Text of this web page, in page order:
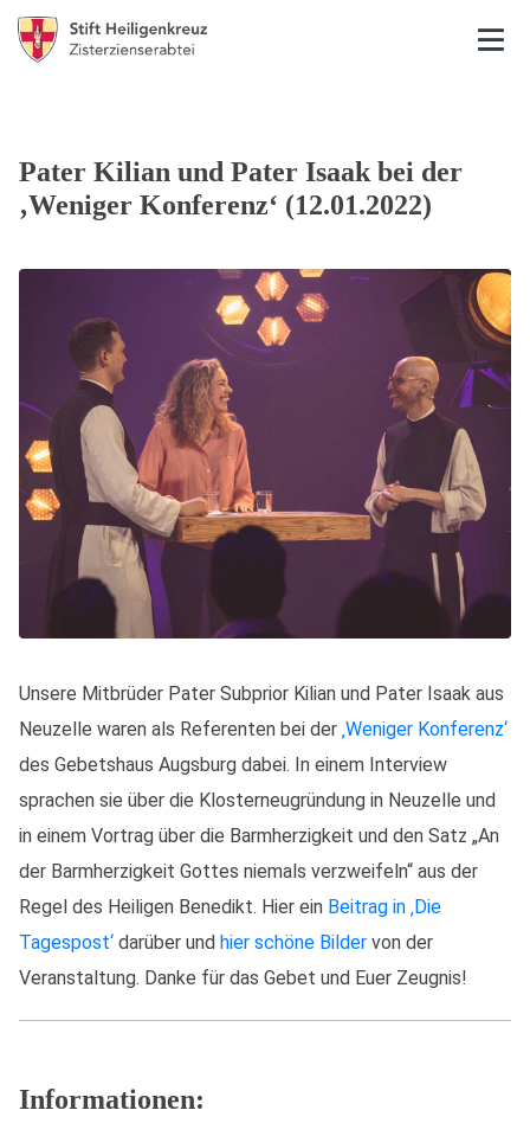
Pater Kilian und Pater Isaak bei der
‚Weniger Konferenz‘ (12.01.2022)
Unsere Mitbrüder Pater Subprior Kilian und Pater Isaak aus
Neuzelle waren als Referenten bei der ‚Weniger Konferenz‘
des Gebetshaus Augsburg dabei. In einem Interview
sprachen sie über die Klosterneugründung in Neuzelle und
in einem Vortrag über die Barmherzigkeit und den Satz „An
der Barmherzigkeit Gottes niemals verzweifeln“ aus der
Regel des Heiligen Benedikt. Hier ein Beitrag in ‚Die
Tagespost‘ darüber und hier schöne Bilder von der
Veranstaltung. Danke für das Gebet und Euer Zeugnis!
Informationen: